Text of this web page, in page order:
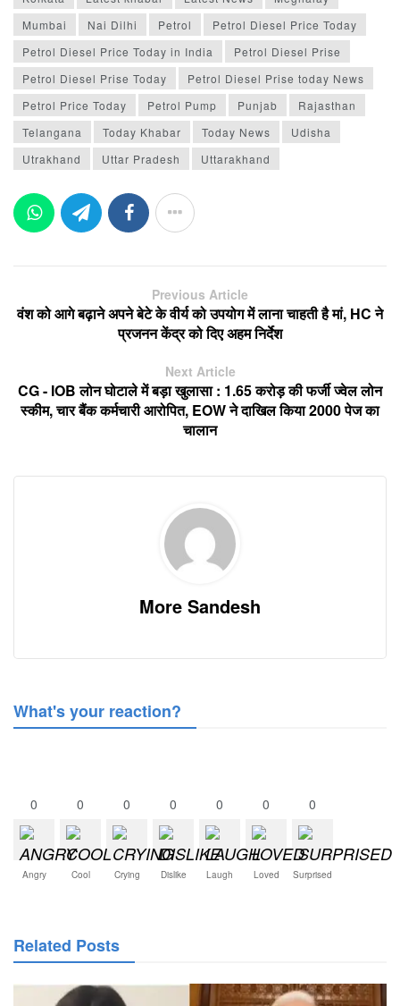
Mumbai
Nai Dilhi Petrol
Petrol Diesel Price Today
Petrol Diesel Price Today in India
Petrol Diesel Prise
Petrol Diesel Prise Today
Petrol Diesel Prise today News
Petrol Price Today
Petrol Pump Punjab
Rajasthan
Telangana
Today Khabar Today News
Udisha
Utrakhand
Uttar Pradesh Uttarakhand
Previous Article
वंश को आगे बढ़ाने अपने बेटे के वीर्य को उपयोग में लाना चाहती है मां, HC ने
प्रजनन केंद्र को दिए अहम निर्देश
Next Article
CG - IOB लोन घोटाले में बड़ा खुलासा : 1.65 करोड़ की फर्जी ज्वेल लोन
स्कीम, चार बैंक कर्मचारी आरोपित, EOW ने दाखिल किया 2000 पेज का
चालान
More Sandesh
What's your reaction?
0
Angry
0
Cool
0
Crying
0
Dislike
0
Laugh
0
Loved
0
Surprised
Related Posts